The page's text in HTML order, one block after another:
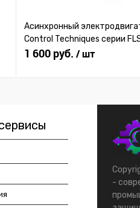
Асинхронный
Control Techniques серии
1 600 руб. / шт
-